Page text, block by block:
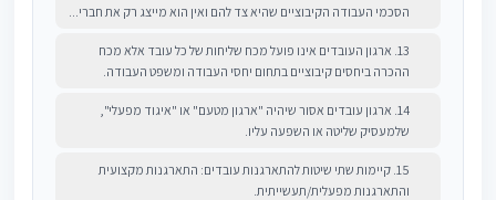
הסכמי העבודה הקיבוציים שהיא צד להם ואין הוא מייצג רק את חברי...
13. ארגון העובדים אינו פועל מכח שליחות של כל עובד אלא מכח
ההכרה ביחסים קיבוציים בתחום יחסי העבודה ומשפט העבודה.
14. ארגון עובדים אסור שיהיה "ארגון מטעם" או "איגוד מפעלי",
שלמעסיק שליטה או השפעה עליו.
15. קיימות שתי שיטות להתארגנות עובדים: התארגנות מקצועית
והתארגנות מפעלית/תעשייתית.